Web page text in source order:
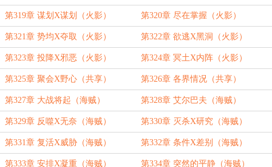
第319章 谋划X谋划（火影） 第320章 尽在掌握（火影）
第321章 势均X夺取（火影） 第322章 欲逃X黑洞（火影）
第323章 投降X邪恶（火影） 第324章 冥土X内阵（火影）
第325章 聚会X野心（共享） 第326章 各界情况（共享）
第327章 大战将起（海贼） 第328章 艾尔巴夫（海贼）
第329章 反噬X无奈（海贼） 第330章 灭杀X研究（海贼）
第331章 复活X威胁（海贼） 第332章 条件X差别（海贼）
第333章 安排X凝重（海贼） 第334章 突然的平静（海贼）